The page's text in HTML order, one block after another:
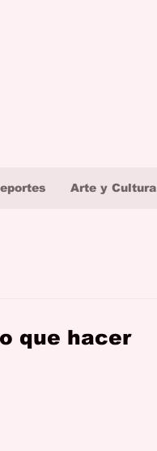
Arte y Cultura
que hacer